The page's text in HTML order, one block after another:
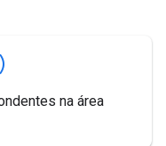
na área